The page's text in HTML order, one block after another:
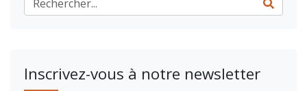
Inscrivez-vous à notre newsletter